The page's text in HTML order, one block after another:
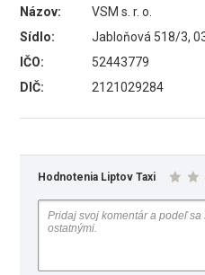
Názov:
VSM s. r. o.
Sídlo:
Jabloňová 518/3,
IČO:
52443779
DIČ:
2121029284
Hodnotenia Liptov Taxi